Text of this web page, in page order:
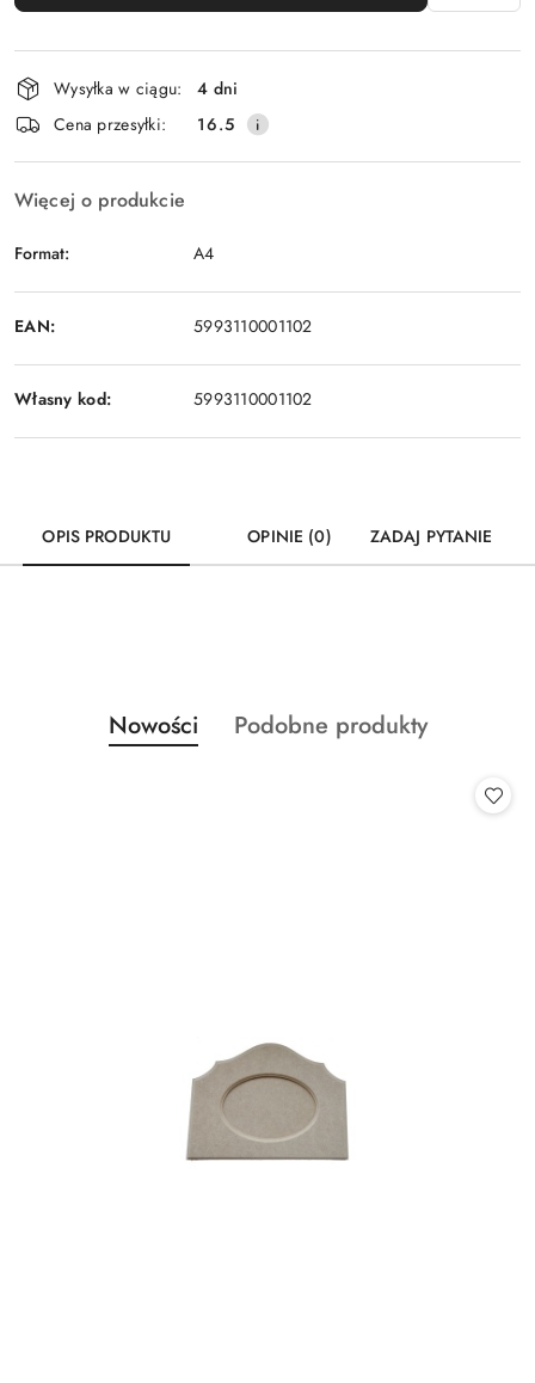
Dostępność
i
dostawa
Wysyłka w ciągu:
4 dni
Cena przesyłki:
16.5
Więcej o produkcie
Format: A4
EAN: 5993110001102
Własny kod: 5993110001102
OPIS PRODUKTU OPINIE (0) ZADAJ PYTANIE
Pomiń karuzelę produktów
Produkty
o
Nowości
Produkty
Podobne produkty